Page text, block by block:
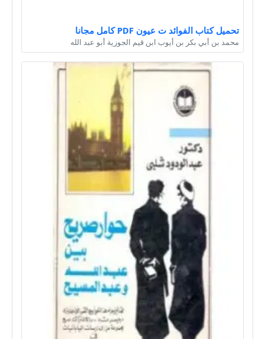
تحميل كتاب الفوائد ت عيون PDF كامل مجانا
محمد بن أبي بكر بن أيوب ابن قيم الجوزية أبو عبد الله